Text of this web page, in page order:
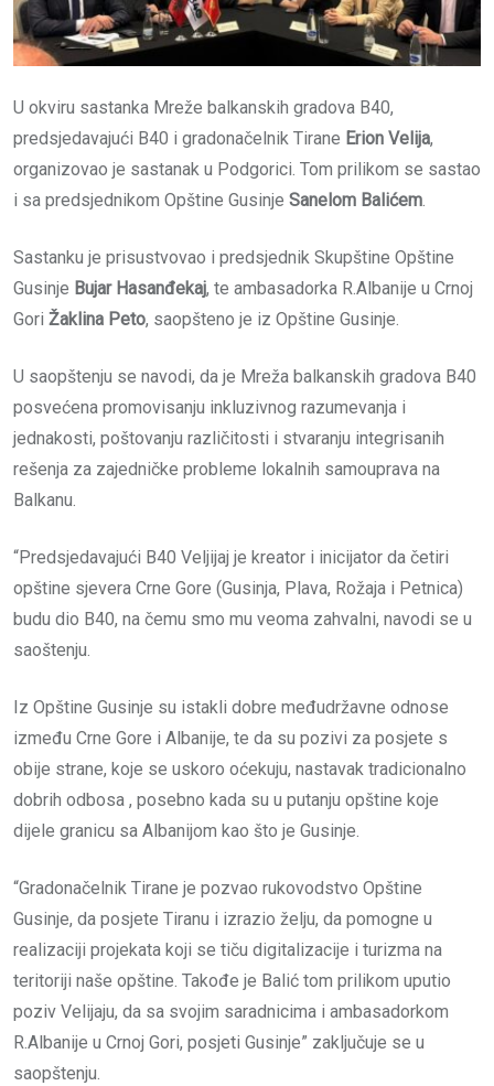
U okviru sastanka Mreže balkanskih gradova B40,
predsjedavajući B40 i gradonačelnik Tirane Erion Velija,
organizovao je sastanak u Podgorici. Tom prilikom se sastao
i sa predsjednikom Opštine Gusinje Sanelom Balićem.
Sastanku je prisustvovao i predsjednik Skupštine Opštine
Gusinje Bujar Hasanđekaj, te ambasadorka R.Albanije u Crnoj
Gori Žaklina Peto, saopšteno je iz Opštine Gusinje.
U saopštenju se navodi, da je Mreža balkanskih gradova B40
posvećena promovisanju inkluzivnog razumevanja i
jednakosti, poštovanju različitosti i stvaranju integrisanih
rešenja za zajedničke probleme lokalnih samouprava na
Balkanu.
“Predsjedavajući B40 Veljijaj je kreator i inicijator da četiri
opštine sjevera Crne Gore (Gusinja, Plava, Rožaja i Petnica)
budu dio B40, na čemu smo mu veoma zahvalni, navodi se u
saoštenju.
Iz Opštine Gusinje su istakli dobre međudržavne odnose
između Crne Gore i Albanije, te da su pozivi za posjete s
obije strane, koje se uskoro oćekuju, nastavak tradicionalno
dobrih odbosa , posebno kada su u putanju opštine koje
dijele granicu sa Albanijom kao što je Gusinje.
“Gradonačelnik Tirane je pozvao rukovodstvo Opštine
Gusinje, da posjete Tiranu i izrazio želju, da pomogne u
realizaciji projekata koji se tiču digitalizacije i turizma na
teritoriji naše opštine. Takođe je Balić tom prilikom uputio
poziv Velijaju, da sa svojim saradnicima i ambasadorkom
R.Albanije u Crnoj Gori, posjeti Gusinje” zaključuje se u
saopštenju.